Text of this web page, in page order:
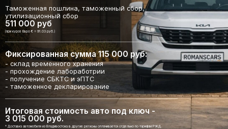
Таможенная пошлина, таможенный сбор,
утилизационный сбор
511 000 руб
(при курсе Евро € = 91.03 руб.)
Фиксированная сумма 115 000 руб:
- склад временного хранения
- прохождение лабоработрии
- получение СБКТС и эПТС
- таможенное декларирование
Итоговая стоимость авто под ключ -
3 015 000 руб.
* Доставка автомобиля из Владивостока в другие регионы оплачивается отдельно по тарифам РЖД.